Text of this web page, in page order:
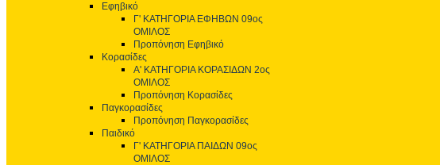
Εφηβικό
Γ' ΚΑΤΗΓΟΡΙΑ ΕΦΗΒΩΝ 09ος
ΟΜΙΛΟΣ
Προπόνηση Εφηβικό
Κορασίδες
Α' ΚΑΤΗΓΟΡΙΑ ΚΟΡΑΣΙΔΩΝ 2ος
ΟΜΙΛΟΣ
Προπόνηση Κορασίδες
Παγκορασίδες
Προπόνηση Παγκορασίδες
Παιδικό
Γ' ΚΑΤΗΓΟΡΙΑ ΠΑΙΔΩΝ 09ος
ΟΜΙΛΟΣ